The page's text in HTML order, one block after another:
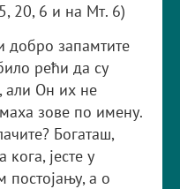
20, 6 и на Мт. 6)
добро запамтите
рећи да су
али Он их не
зове по имену.
Богаташ,
кога, јесте у
постојању, а о